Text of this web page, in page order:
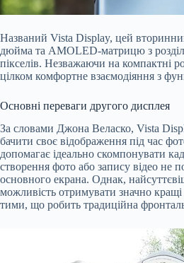
Названий Vista Display, цей
дюйма та AMOLED-матрицю з
пікселів. Незважаючи на компактні
цілком комфортне взаємодіяння з
Основні переваги другого дисплея
За словами Джона Веласко, Vista
бачити своє відображення під час
допомагає ідеально скомпонувати
створення фото або запису відео не
основного екрана. Однак,
можливість отримувати значно кращі
тими, що робить традиційна